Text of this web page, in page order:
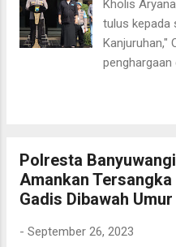
lokasi rawan
pemantauan
dan
gangguan
diharapkan
Kholis
tulus kepada
Kanjuruhan,"
penghargaan
Mapolres
sengaja
film yang
Kanjuruhan,
Polresta
Amankan Tersangka
Gadis Dibawah Umur
- September 26, 2023